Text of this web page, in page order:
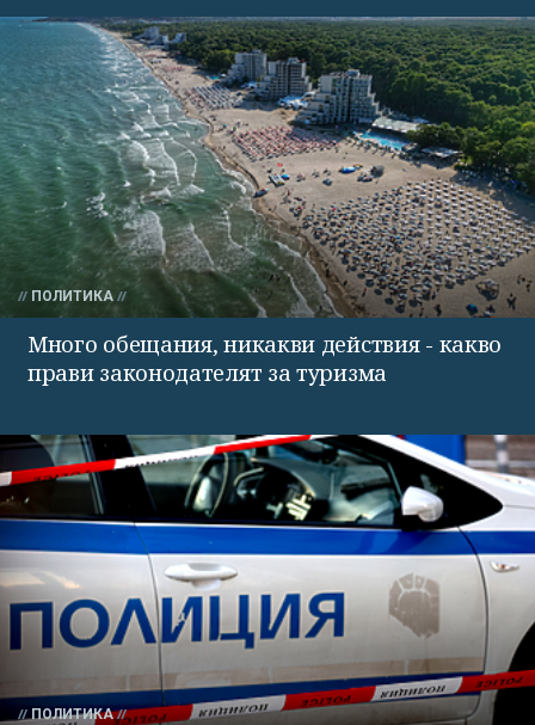
ПОЛИТИКА
Много обещания, никакви действия - какво
прави законодателят за туризма
ПОЛИТИКА